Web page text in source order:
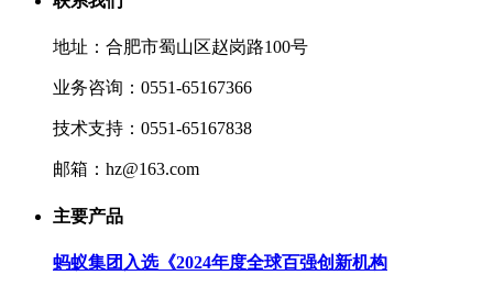
地址：合肥市蜀山区赵岗路100号
业务咨询：0551-65167366
技术支持：0551-65167838
邮箱：hz@163.com
主要产品
蚂蚁集团入选《2024年度全球百强创新机构